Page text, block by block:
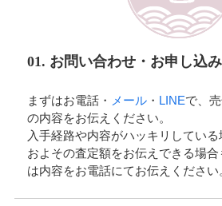
01. お問い合わせ・お申し込み
まずはお電話・ メール・ LINEで、
の内容をお伝えください。
入手経路や内容がハッキリしてい
およその査定額をお伝えできる場
は内容をお電話にてお伝えください